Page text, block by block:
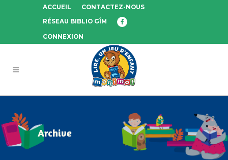
ACCUEIL
CONTACTEZ-NOUS
RÉSEAU BIBLIO GÎM
CONNEXION
Archive